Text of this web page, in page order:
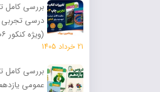
بررسی کامل
(ویژه کنکور ۱۴۰۶)
21 خرداد 1405
بررسی کامل
عمومی